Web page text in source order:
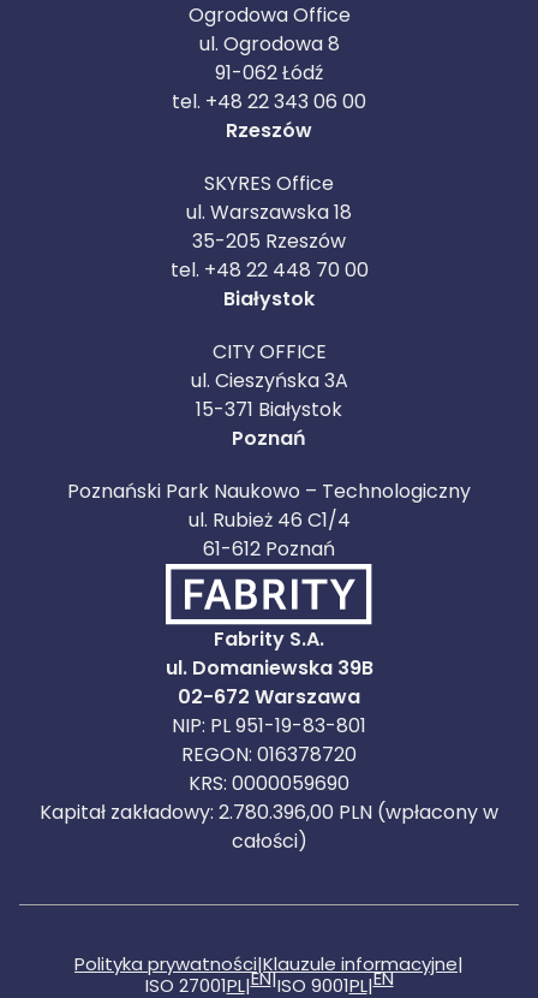
Ogrodowa Office
ul. Ogrodowa 8
91-062 Łódź
tel. +48 22 343 06 00
Rzeszów
SKYRES Office
ul. Warszawska 18
35-205 Rzeszów
tel. +48 22 448 70 00
Białystok
CITY OFFICE
ul. Cieszyńska 3A
15-371 Białystok
Poznań
Poznański Park Naukowo – Technologiczny
ul. Rubież 46 C1/4
61-612 Poznań
Fabrity S.A.
ul. Domaniewska 39B
02-672 Warszawa
NIP: PL 951-19-83-801
REGON: 016378720
KRS: 0000059690
Kapitał zakładowy: 2.780.396,00 PLN (wpłacony w
całości)
Polityka prywatności|Klauzule informacyjne|
ISO 27001PL|EN|ISO 9001PL|EN